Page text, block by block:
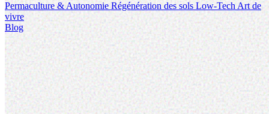
Permaculture & Autonomie Régénération des sols Low-Tech Art de
vivre
Blog